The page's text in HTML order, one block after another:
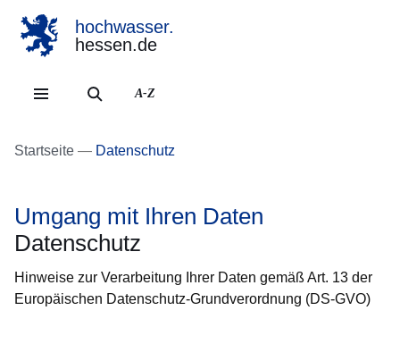
hochwasser.
hessen.de
A-Z
Startseite Datenschutz
Umgang mit Ihren Daten
Datenschutz
Hinweise zur Verarbeitung Ihrer Daten gemäß Art. 13 der
Europäischen Datenschutz-Grundverordnung (DS-GVO)